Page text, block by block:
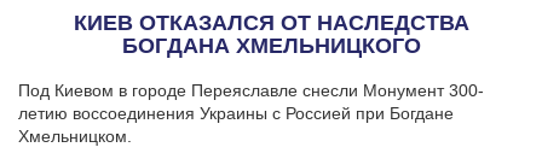
КИЕВ ОТКАЗАЛСЯ ОТ НАСЛЕДСТВА
БОГДАНА ХМЕЛЬНИЦКОГО
Под Киевом в городе Переяславле снесли Монумент 300-
летию воссоединения Украины с Россией при Богдане
Хмельницком.